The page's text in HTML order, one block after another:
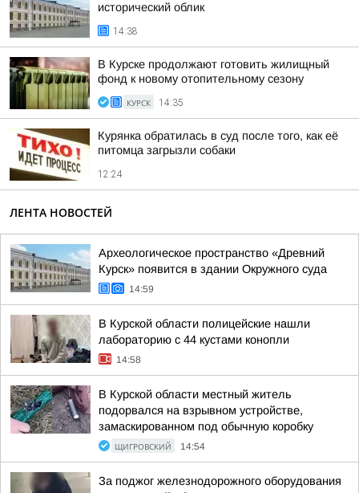
исторический облик
14:38
В Курске продолжают готовить жилищный
фонд к новому отопительному сезону
КУРСК 14:35
Курянка обратилась в суд после того, как её
питомца загрызли собаки
12:24
ЛЕНТА НОВОСТЕЙ
Археологическое пространство «Древний
Курск» появится в здании Окружного суда
14:59
В Курской области полицейские нашли
лабораторию с 44 кустами конопли
14:58
В Курской области местный житель
подорвался на взрывном устройстве,
замаскированном под обычную коробку
ЩИГРОВСКИЙ 14:54
За поджог железнодорожного оборудования